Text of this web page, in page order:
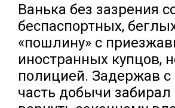
Ванька без зазрения
беспаспортных,
«пошлину» с
иностранных купцов,
полицией. Задержав
часть добычи забирал